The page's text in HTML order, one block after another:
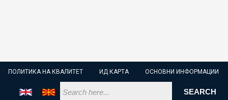
ПОЛИТИКА НА КВАЛИТЕТ ИД КАРТА ОСНОВНИ ИНФОРМАЦИИ